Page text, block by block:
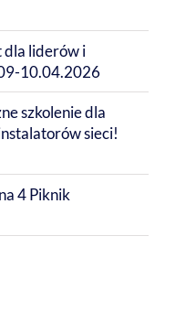
liderów i
10.04.2026
szkolenie dla
sieci!
4 Piknik